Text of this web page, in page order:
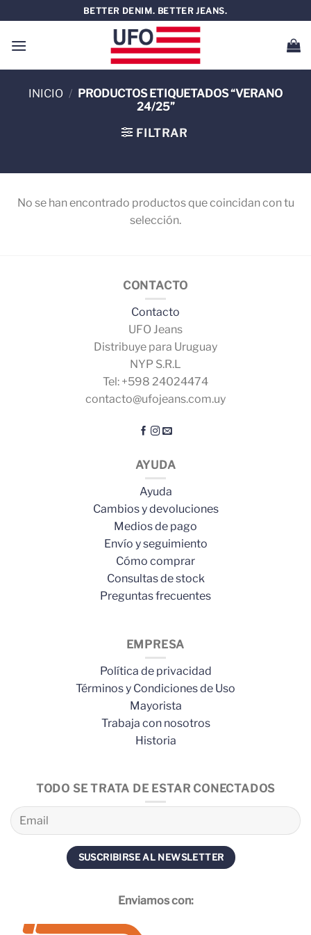
al
contenido
BETTER DENIM. BETTER JEANS.
INICIO / PRODUCTOS ETIQUETADOS “VERANO
24/25”
FILTRAR
No se han encontrado productos que coincidan con tu
selección.
CONTACTO
Contacto
UFO Jeans
Distribuye para Uruguay
NYP S.R.L
Tel: +598 24024474
contacto@ufojeans.com.uy
AYUDA
Ayuda
Cambios y devoluciones
Medios de pago
Envío y seguimiento
Cómo comprar
Consultas de stock
Preguntas frecuentes
EMPRESA
Política de privacidad
Términos y Condiciones de Uso
Mayorista
Trabaja con nosotros
Historia
TODO SE TRATA DE ESTAR CONECTADOS
Enviamos con: